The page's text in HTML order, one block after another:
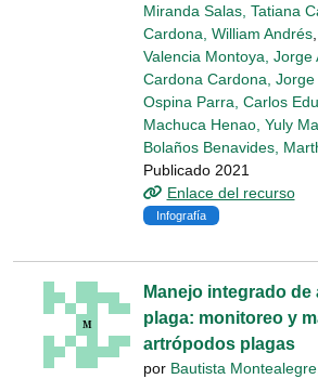
Miranda Salas, Tatiana
Cardona, William Andrés
Valencia Montoya, Jorge
Cardona Cardona,
Ospina Parra, Carlos
Machuca Henao, Yuly
Bolaños Benavides,
Publicado 2021
Enlace del recurso
Infografía
Manejo integrado
plaga: monitoreo y
artrópodos plagas
por Bautista